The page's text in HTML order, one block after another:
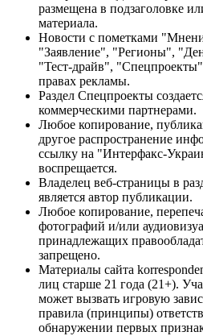
размещена в подзаголовке
материала.
Новости с пометками
"Заявление", "Регионы",
"Тест-драйв",
правах рекламы.
Раздел Спецпроекты
коммерческими партнерами.
Любое копирование,
другое распространение
ссылку на "Интерфакс-
воспрещается.
Владелец веб-страницы в
является автор публикации.
Любое копирование,
фотографий и/или
принадлежащих
запрещено.
Материалы сайта
лиц старше 21 года (21+).
может вызвать игровую
правила (принципы)
обнаружении первых